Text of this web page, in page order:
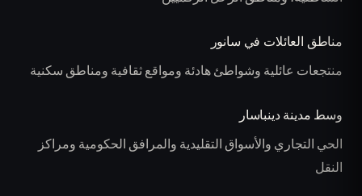
مناطق العائلات في سانور
منتجعات عائلية وشواطئ هادئة ومواقع ثقافية ومناطق سكنية
وسط مدينة دينباسار
الحي التجاري والأسواق التقليدية والمرافق الحكومية ومراكز
النقل